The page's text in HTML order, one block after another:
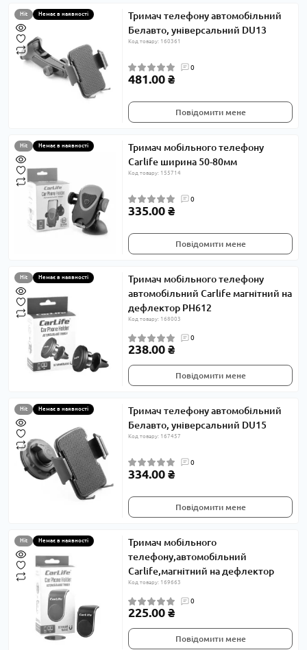
Hit Немає в наявності
Тримач телефону автомобільний
Белавто, універсальний DU13
Код товару: 160361
0
481.00 ₴
Повідомити мене
Hit Немає в наявності
Тримач мобільного телефону
Carlife ширина 50-80мм
Код товару: 155714
0
335.00 ₴
Повідомити мене
Hit Немає в наявності
Тримач мобільного телефону
автомобільний Carlife магнітний на
дефлектор PH612
Код товару: 168003
0
238.00 ₴
Повідомити мене
Hit Немає в наявності
Тримач телефону автомобільний
Белавто, універсальний DU15
Код товару: 167457
0
334.00 ₴
Повідомити мене
Hit Немає в наявності
Тримач мобільного
телефону,автомобільний
Carlife,магнітний на дефлектор
Код товару: 169663
0
225.00 ₴
Повідомити мене